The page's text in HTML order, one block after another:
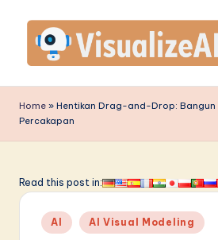
content
is
u
li
Home » Hentikan Drag-and-Drop: Bangun
Percakapan
Read this post in:
Posted
in
AI AI Visual Modeling